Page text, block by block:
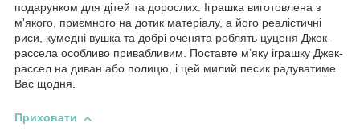
подарунком для дітей та дорослих. Іграшка виготовлена з
м'якого, приємного на дотик матеріалу, а його реалістичні
риси, кумедні вушка та добрі оченята роблять цуценя Джек-
рассела особливо привабливим. Поставте м’яку іграшку Джек-
рассел на диван або полицю, і цей милий песик радуватиме
Вас щодня.
Приховати